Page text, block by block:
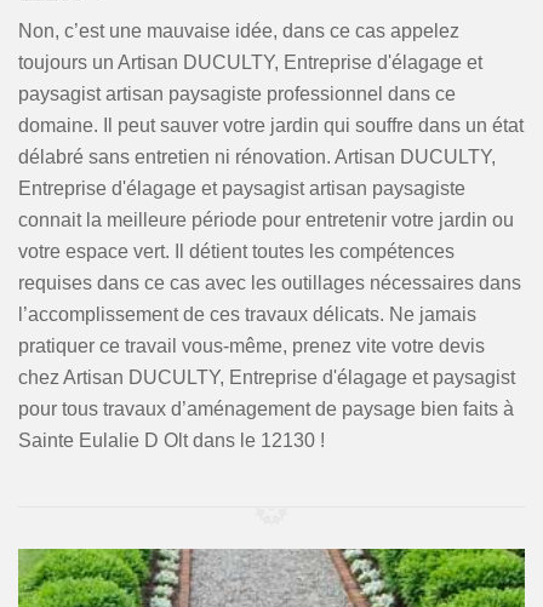
Non, c’est une mauvaise idée, dans ce cas appelez
toujours un Artisan DUCULTY, Entreprise d'élagage et
paysagist artisan paysagiste professionnel dans ce
domaine. Il peut sauver votre jardin qui souffre dans un état
délabré sans entretien ni rénovation. Artisan DUCULTY,
Entreprise d'élagage et paysagist artisan paysagiste
connait la meilleure période pour entretenir votre jardin ou
votre espace vert. Il détient toutes les compétences
requises dans ce cas avec les outillages nécessaires dans
l’accomplissement de ces travaux délicats. Ne jamais
pratiquer ce travail vous-même, prenez vite votre devis
chez Artisan DUCULTY, Entreprise d'élagage et paysagist
pour tous travaux d’aménagement de paysage bien faits à
Sainte Eulalie D Olt dans le 12130 !